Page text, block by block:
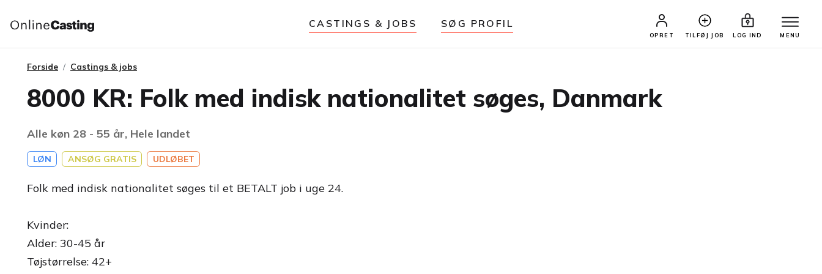
CASTINGS & JOBS SØG PROFIL
OPRET TILFØJ JOB LOG IND MENU
Forside Castings & jobs
8000 KR: Folk med indisk nationalitet søges, Danmark
Alle køn 28 - 55 år, Hele landet
LØN ANSØG GRATIS UDLØBET
Folk med indisk nationalitet søges til et BETALT job i uge 24.
Kvinder:
Alder: 30-45 år
Tøjstørrelse: 42+